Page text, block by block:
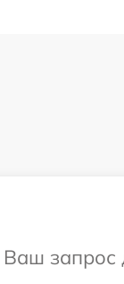
Ваш запрос